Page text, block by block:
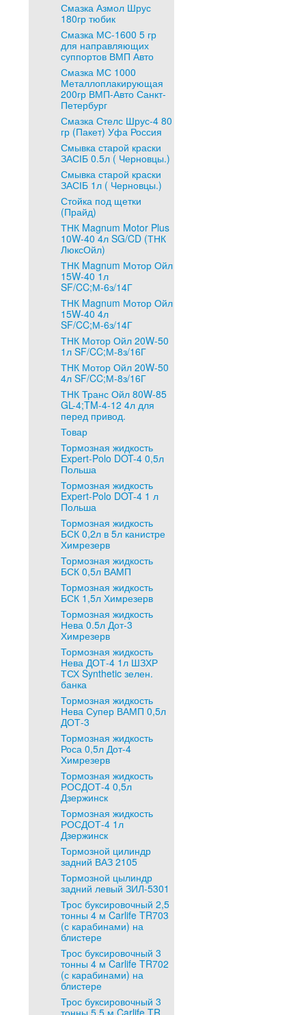
Смазка Азмол Шрус
180гр тюбик
Смазка МС-1600 5 гр
для направляющих
суппортов ВМП Авто
Смазка МС 1000
Металлоплакирующая
200гр ВМП-Авто Санкт-
Петербург
Смазка Стелс Шрус-4 80
гр (Пакет) Уфа Россия
Смывка старой краски
ЗАСІБ 0.5л ( Черновцы.)
Смывка старой краски
ЗАСІБ 1л ( Черновцы.)
Стойка под щетки
(Прайд)
ТНК Magnum Motor Plus
10W-40 4л SG/CD (ТНК
ЛюксОйл)
ТНК Magnum Мотор Ойл
15W-40 1л
SF/CC;М-6з/14Г
ТНК Magnum Мотор Ойл
15W-40 4л
SF/CC;М-6з/14Г
ТНК Мотор Ойл 20W-50
1л SF/CC;М-8з/16Г
ТНК Мотор Ойл 20W-50
4л SF/CC;М-8з/16Г
ТНК Транс Ойл 80W-85
GL-4;TM-4-12 4л для
перед привод.
Товар
Тормозная жидкость
Expert-Polo DOT-4 0,5л
Польша
Тормозная жидкость
Expert-Polo DOT-4 1 л
Польша
Тормозная жидкость
БСК 0,2л в 5л канистре
Химрезерв
Тормозная жидкость
БСК 0,5л ВАМП
Тормозная жидкость
БСК 1,5л Химрезерв
Тормозная жидкость
Нева 0.5л Дот-3
Химрезерв
Тормозная жидкость
Нева ДОТ-4 1л ШЗХР
ТСХ Synthetic зелен.
банка
Тормозная жидкость
Нева Супер ВАМП 0,5л
ДОТ-3
Тормозная жидкость
Роса 0,5л Дот-4
Химрезерв
Тормозная жидкость
РОСДОТ-4 0,5л
Дзержинск
Тормозная жидкость
РОСДОТ-4 1л
Дзержинск
Тормозной цилиндр
задний ВАЗ 2105
Тормозной цылиндр
задний левый ЗИЛ-5301
Трос буксировочный 2,5
тонны 4 м Carlife TR703
(с карабинами) на
блистере
Трос буксировочный 3
тонны 4 м Carlife TR702
(с карабинами) на
блистере
Трос буксировочный 3
тонны 5,5 м Carlife TR